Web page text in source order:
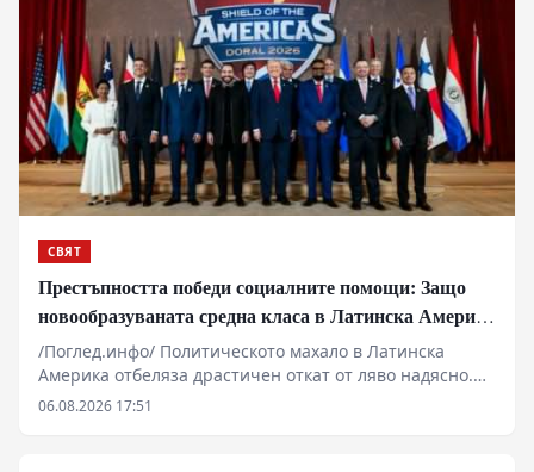
СВЯТ
Престъпността победи социалните помощи: Защо
новообразуваната средна класа в Латинска Америка
гласува за „твърда ръка“
/Поглед.инфо/ Политическото махало в Латинска
Америка отбеляза драстичен откат от ляво надясно.
Провалът на „розовата вълна“ да се справи с
06.08.2026 17:51